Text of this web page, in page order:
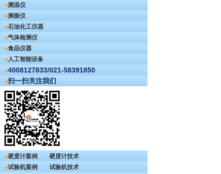
测温仪
测振仪
石油化工仪器
气体检测仪
食品仪器
人工智能设备
4008127833/021-58391850
扫一扫关注我们
硬度计案例
硬度计技术
试验机案例
试验机技术